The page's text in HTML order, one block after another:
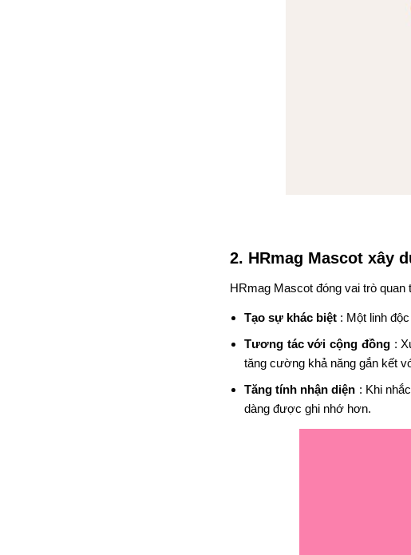
2. HRmag Mascot xây
HRmag Mascot đóng vai trò
Tạo sự khác biệt : Một linh
Tương tác với cộng đồng:
tăng cường khả năng gắn kết
Tăng tính nhận diện : Khi
dàng được ghi nhớ hơn.